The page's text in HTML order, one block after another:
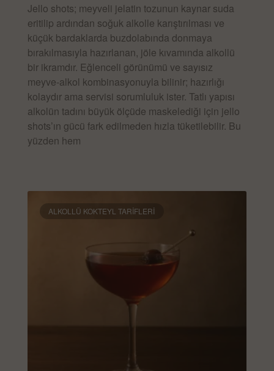
Jello shots; meyveli jelatin tozunun kaynar suda
eritilip ardından soğuk alkolle karıştırılması ve
küçük bardaklarda buzdolabında donmaya
bırakılmasıyla hazırlanan, jöle kıvamında alkollü
bir ikramdır. Eğlenceli görünümü ve sayısız
meyve-alkol kombinasyonuyla bilinir; hazırlığı
kolaydır ama servisi sorumluluk ister. Tatlı yapısı
alkolün tadını büyük ölçüde maskelediği için jello
shots’ın gücü fark edilmeden hızla tüketilebilir. Bu
yüzden hem
ALKOLLÜ KOKTEYL TARIFLERI